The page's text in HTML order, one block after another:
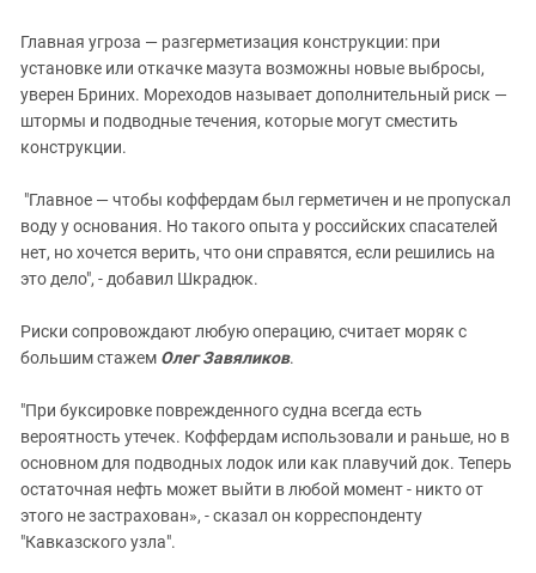
Главная угроза — разгерметизация конструкции: при
установке или откачке мазута возможны новые выбросы,
уверен Бриних. Мореходов называет дополнительный риск —
штормы и подводные течения, которые могут сместить
конструкции.
"Главное — чтобы коффердам был герметичен и не пропускал
воду у основания. Но такого опыта у российских спасателей
нет, но хочется верить, что они справятся, если решились на
это дело", - добавил Шкрадюк.
Риски сопровождают любую операцию, считает моряк с
большим стажем Олег Завяликов.
"При буксировке поврежденного судна всегда есть
вероятность утечек. Коффердам использовали и раньше, но в
основном для подводных лодок или как плавучий док. Теперь
остаточная нефть может выйти в любой момент - никто от
этого не застрахован», - сказал он корреспонденту
"Кавказского узла".